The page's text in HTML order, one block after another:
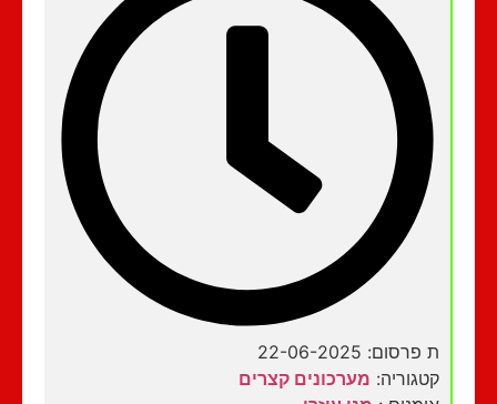
ת פרסום: 22-06-2025
קטגוריה:מערכונים קצרים